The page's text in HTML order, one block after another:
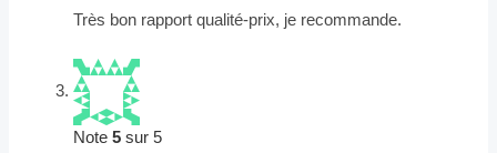
Très bon rapport qualité-prix, je recommande.
Note5 sur 5